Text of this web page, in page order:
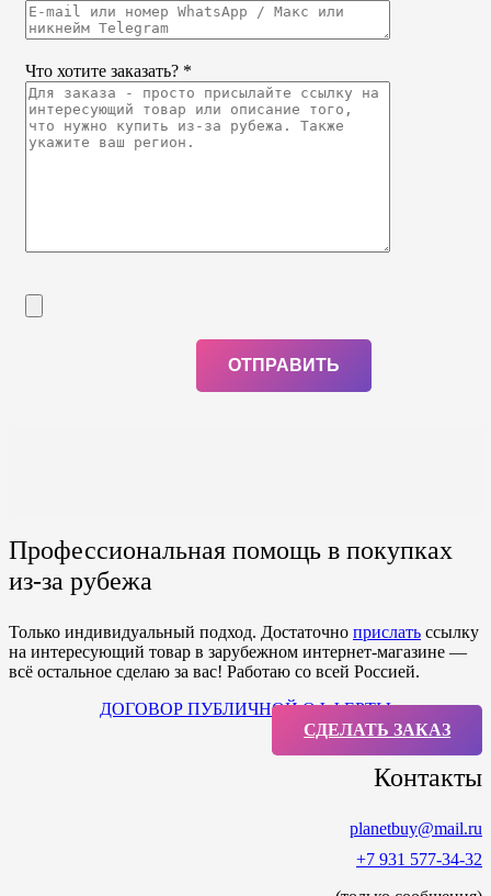
Что хотите заказать? *
Профессиональная помощь в покупках
из-за рубежа
Только индивидуальный подход. Достаточно прислать ссылку
на интересующий товар в зарубежном интернет-магазине —
всё остальное сделаю за вас! Работаю со всей Россией.
ДОГОВОР ПУБЛИЧНОЙ ОФФЕРТЫ
СДЕЛАТЬ ЗАКАЗ
Контакты
planetbuy@mail.ru
+7 931 577-34-32